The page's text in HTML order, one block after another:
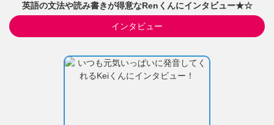
英語の文法や読み書きが得意なRenくんにインタビュー★☆
インタビュー